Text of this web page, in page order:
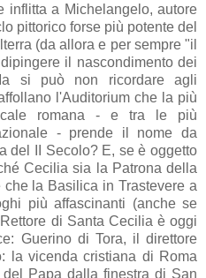
inflitta a Michelangelo, autore
pittorico forse più potente del
(da allora e per sempre "il
il nascondimento dei
si può non ricordare agli
l'Auditorium che la più
romana - e tra le più
- prende il nome da
del II Secolo? E, se è oggetto
Cecilia sia la Patrona della
la Basilica in Trastevere a
più affascinanti (anche se
di Santa Cecilia è oggi
Guerino di Tora, il direttore
la vicenda cristiana di Roma
Papa dalla finestra di San